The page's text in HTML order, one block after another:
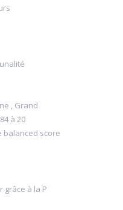
, Grand
à 20
balanced score
grâce à la P